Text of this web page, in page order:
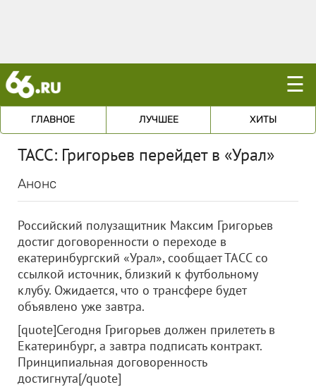
☰
ГЛАВНОЕ ЛУЧШЕЕ ХИТЫ
ТАСС: Григорьев перейдет в «Урал»
Анонс
Российский полузащитник Максим Григорьев
достиг договоренности о переходе в
екатеринбургский «Урал», сообщает ТАСС со
ссылкой источник, близкий к футбольному
клубу. Ожидается, что о трансфере будет
объявлено уже завтра.
[quote]Сегодня Григорьев должен прилететь в
Екатеринбург, а завтра подписать контракт.
Принципиальная договоренность
достигнута[/quote]